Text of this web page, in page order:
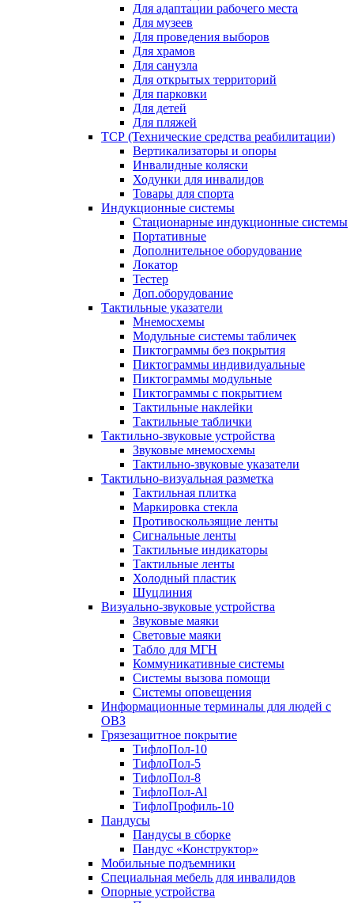
Для адаптации рабочего места
Для музеев
Для проведения выборов
Для храмов
Для санузла
Для открытых территорий
Для парковки
Для детей
Для пляжей
ТСР (Технические средства реабилитации)
Вертикализаторы и опоры
Инвалидные коляски
Ходунки для инвалидов
Товары для спорта
Индукционные системы
Стационарные индукционные системы
Портативные
Дополнительное оборудование
Локатор
Тестер
Доп.оборудование
Тактильные указатели
Мнемосхемы
Модульные системы табличек
Пиктограммы без покрытия
Пиктограммы индивидуальные
Пиктограммы модульные
Пиктограммы с покрытием
Тактильные наклейки
Тактильные таблички
Тактильно-звуковые устройства
Звуковые мнемосхемы
Тактильно-звуковые указатели
Тактильно-визуальная разметка
Тактильная плитка
Маркировка стекла
Противоскользящие ленты
Сигнальные ленты
Тактильные индикаторы
Тактильные ленты
Холодный пластик
Шуцлиния
Визуально-звуковые устройства
Звуковые маяки
Световые маяки
Табло для МГН
Коммуникативные системы
Системы вызова помощи
Системы оповещения
Информационные терминалы для людей с
ОВЗ
Грязезащитное покрытие
ТифлоПол-10
ТифлоПол-5
ТифлоПол-8
ТифлоПол-Al
ТифлоПрофиль-10
Пандусы
Пандусы в сборке
Пандус «Конструктор»
Мобильные подъемники
Специальная мебель для инвалидов
Опорные устройства